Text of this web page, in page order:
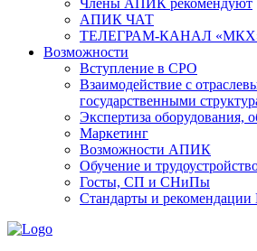
Члены АПИК рекомендуют
АПИК ЧАТ
ТЕЛЕГРАМ-КАНАЛ
Возможности
Вступление в СРО
Взаимодействие с
государственными
Экспертиза оборудования,
Маркетинг
Возможности АПИК
Обучение и
Госты, СП и СНиПы
Стандарты и